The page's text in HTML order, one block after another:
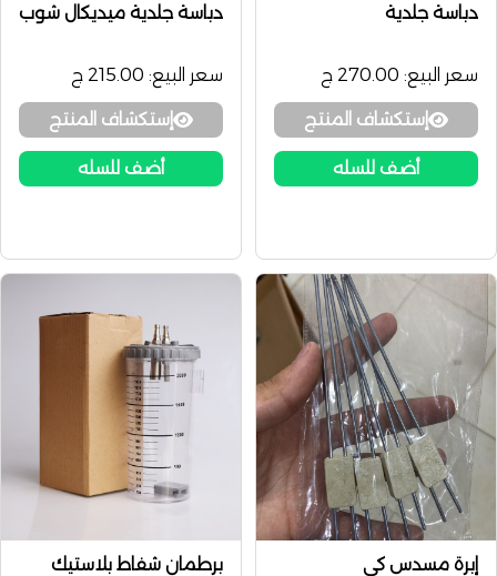
دباسة جلدية
سعر البيع: 270.00 ج
إستكشاف المنتج
أضف للسله
دباسة جلدية ميديكال شوب
سعر البيع: 215.00 ج
إستكشاف المنتج
أضف للسله
إبرة مسدس كي
برطمان شفاط بلاستيك